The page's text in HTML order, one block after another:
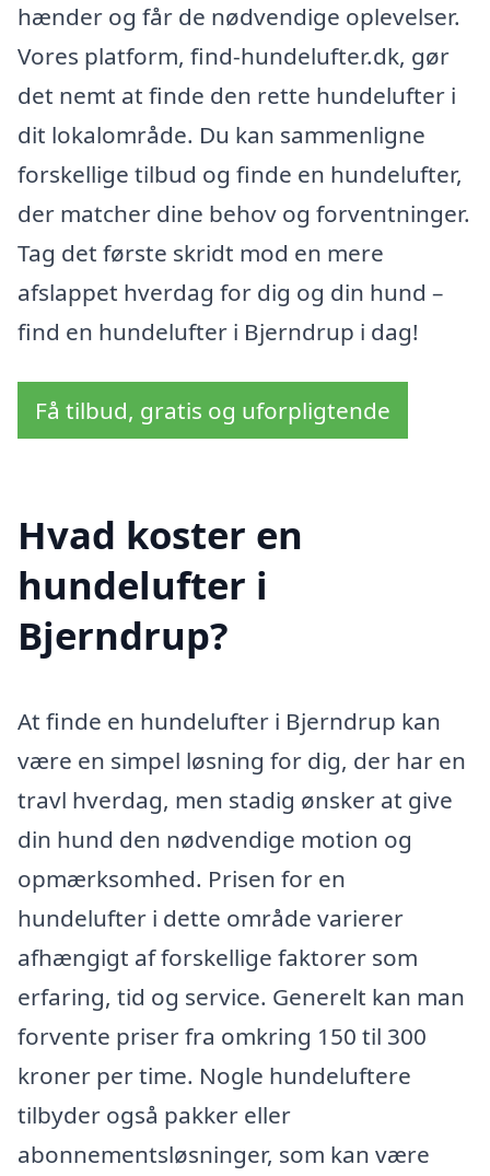
hænder og får de nødvendige oplevelser.
Vores platform, find-hundelufter.dk, gør
det nemt at finde den rette hundelufter i
dit lokalområde. Du kan sammenligne
forskellige tilbud og finde en hundelufter,
der matcher dine behov og forventninger.
Tag det første skridt mod en mere
afslappet hverdag for dig og din hund –
find en hundelufter i Bjerndrup i dag!
Få tilbud, gratis og uforpligtende
Hvad koster en
hundelufter i
Bjerndrup?
At finde en hundelufter i Bjerndrup kan
være en simpel løsning for dig, der har en
travl hverdag, men stadig ønsker at give
din hund den nødvendige motion og
opmærksomhed. Prisen for en
hundelufter i dette område varierer
afhængigt af forskellige faktorer som
erfaring, tid og service. Generelt kan man
forvente priser fra omkring 150 til 300
kroner per time. Nogle hundeluftere
tilbyder også pakker eller
abonnementsløsninger, som kan være